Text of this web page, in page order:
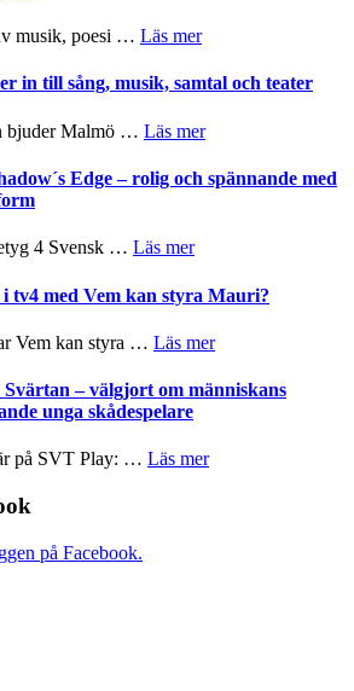
vidsträckta
mycket
musik, poesi … Läs merom
Endre,
och
Pöntinen
in till sång, musik, samtal och teater
bjuder Malmö … Läs merom
bjuder
in
och
Edge – rolig och spännande med
4 Svensk … Läs merom
The
Shadow
Edge
rolig
med
tv4 med Vem kan styra Mauri?
Vem kan styra … Läs merom
börjar
Svärtan – välgjort om människans
unga skådespelare
på SVT Play: … Läs merom
på Facebook.